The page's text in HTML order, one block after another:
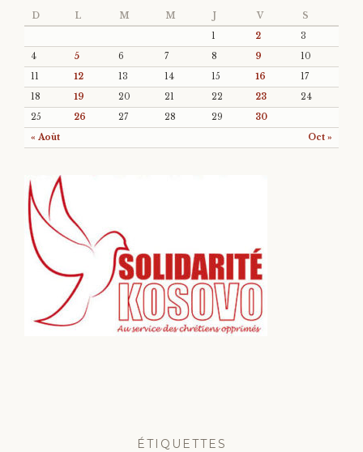
D L M M J V S
« Août Oct »
1 2
3
4
5 6 7 8 9
10
11
12 13 14 15 16
17
18
19 20 21 22 23
24
25
26 27 28 29 30
ÉTIQUETTES